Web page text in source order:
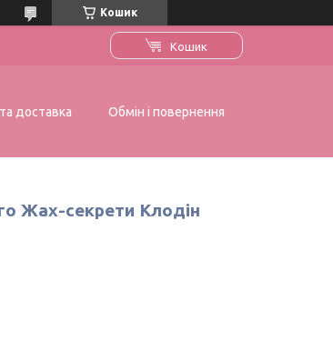
Кошик
Кошик
доставка Обмін і повернення
Жах-секрети Клодін